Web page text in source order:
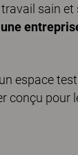
sain et
espace
conçu